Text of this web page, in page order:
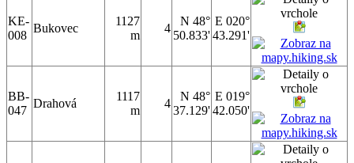
KE-
008
Bukovec
1127
m
4
N 48°
50.833'
E 020°
43.291'
BB-
047
Drahová
1117
m
4
N 48°
37.129'
E 019°
42.050'